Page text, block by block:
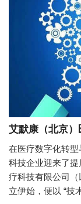
艾默康（北京）
在医疗数字化转
科技企业迎来了
疗科技有限公司（
立伊始，便以 “技